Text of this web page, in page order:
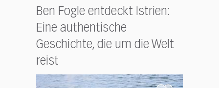
Ben Fogle entdeckt Istrien:
Eine authentische
Geschichte, die um die Welt
reist